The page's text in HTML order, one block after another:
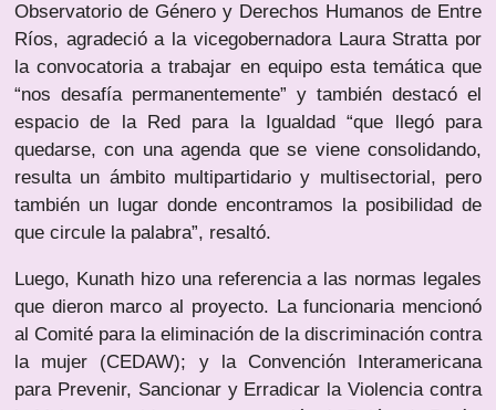
Observatorio de Género y Derechos Humanos de Entre
Ríos, agradeció a la vicegobernadora Laura Stratta por
la convocatoria a trabajar en equipo esta temática que
“nos desafía permanentemente” y también destacó el
espacio de la Red para la Igualdad “que llegó para
quedarse, con una agenda que se viene consolidando,
resulta un ámbito multipartidario y multisectorial, pero
también un lugar donde encontramos la posibilidad de
que circule la palabra”, resaltó.
Luego, Kunath hizo una referencia a las normas legales
que dieron marco al proyecto. La funcionaria mencionó
al Comité para la eliminación de la discriminación contra
la mujer (CEDAW); y la Convención Interamericana
para Prevenir, Sancionar y Erradicar la Violencia contra